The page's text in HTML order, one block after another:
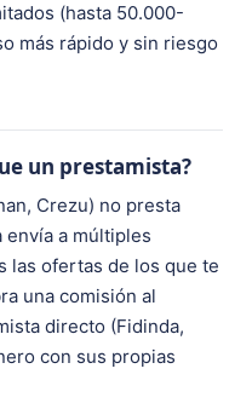
(hasta 50.000-
más rápido y sin riesgo
un prestamista?
Crezu) no presta
a múltiples
las ofertas de los que te
una comisión al
directo (Fidinda,
con sus propias